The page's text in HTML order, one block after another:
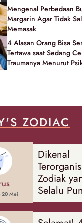
Mengenal Perbedaan
Margarin Agar Tidak
Memasak
4 Alasan Orang Bisa
Tertawa saat Sedang
Traumanya Menurut
ZODIAC
20 Mei
Dikenal
Zodiak
Selalu
Rencana